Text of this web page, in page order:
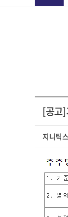
[공고
지니틱스